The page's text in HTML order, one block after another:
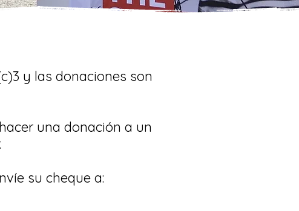
y las donaciones son
una donación a un
su cheque a: